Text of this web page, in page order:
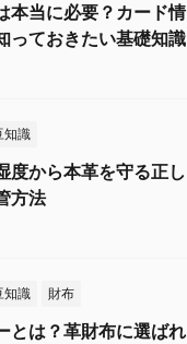
本当に必要？カード情
っておきたい基礎知識
知識
度から本革を守る正し
方法
知識 財布
とは？革財布に選ばれ